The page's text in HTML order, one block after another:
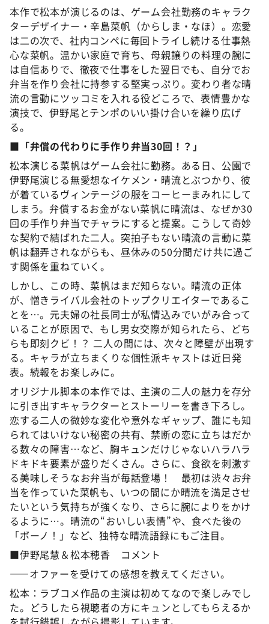
本作で松本が演じるのは、ゲーム会社勤務のキャラク
ターデザイナー・辛島菜帆（からしま・なほ）。恋愛
は二の次で、社内コンペに毎回トライし続ける仕事熱
心な菜帆。温かい家庭で育ち、母親譲りの料理の腕に
は自信ありで、徹夜で仕事をした翌日でも、自分でお
弁当を作り会社に持参する堅実っぷり。変わり者な晴
流の言動にツッコミを入れる役どころで、表情豊かな
演技で、伊野尾とテンポのいい掛け合いを繰り広げ
る。
■「弁償の代わりに手作り弁当30回！？」
松本演じる菜帆はゲーム会社に勤務。ある日、公園で
伊野尾演じる無愛想なイケメン・晴流とぶつかり、彼
が着ているヴィンテージの服をコーヒーまみれにして
しまう。弁償するお金がない菜帆に晴流は、なぜか30
回の手作り弁当でチャラにすると提案。こうして奇妙
な契約で結ばれた二人。突拍子もない晴流の言動に菜
帆は翻弄されながらも、昼休みの50分間だけ共に過ご
す関係を重ねていく。
しかし、この時、菜帆はまだ知らない。晴流の正体
が、憎きライバル会社のトップクリエイターであるこ
とを…。元夫婦の社長同士が私情込みでいがみ合って
いることが原因で、もし男女交際が知られたら、どち
らも即刻クビ！？ 二人の間には、次々と障壁が出現す
る。キャラが立ちまくりな個性派キャストは近日発
表。続報をお楽しみに。
オリジナル脚本の本作では、主演の二人の魅力を存分
に引き出すキャラクターとストーリーを書き下ろし。
恋する二人の微妙な変化や意外なギャップ、誰にも知
られてはいけない秘密の共有、禁断の恋に立ちはだか
る数々の障害…など、胸キュンだけじゃないハラハラ
ドキドキ要素が盛りだくさん。さらに、食欲を刺激す
る美味しそうなお弁当が毎話登場！ 最初は渋々お弁
当を作っていた菜帆も、いつの間にか晴流を満足させ
たいという気持ちが強くなり、さらに腕によりをかけ
るように…。晴流の“おいしい表情”や、食べた後の
「ボーノ！」など、独特な晴流語録にもご注目。
■伊野尾慧＆松本穂香 コメント
――オファーを受けての感想を教えてください。
松本：ラブコメ作品の主演は初めてなので楽しみでし
た。どうしたら視聴者の方にキュンとしてもらえるか